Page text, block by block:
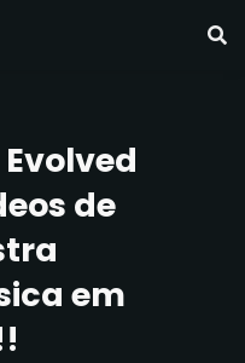
de
em